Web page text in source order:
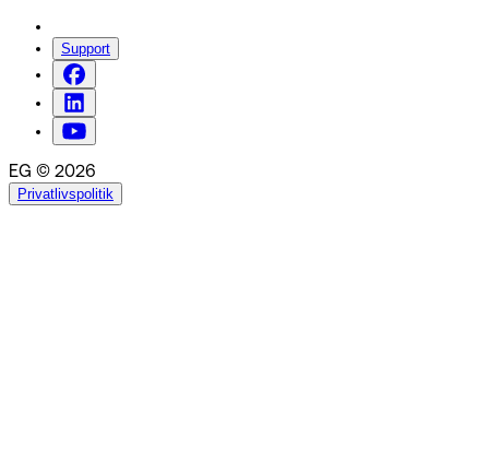
Support
EG © 2026
Privatlivspolitik